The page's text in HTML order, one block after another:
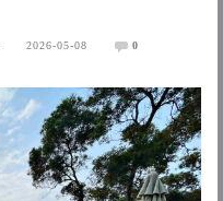
2026-05-08 0